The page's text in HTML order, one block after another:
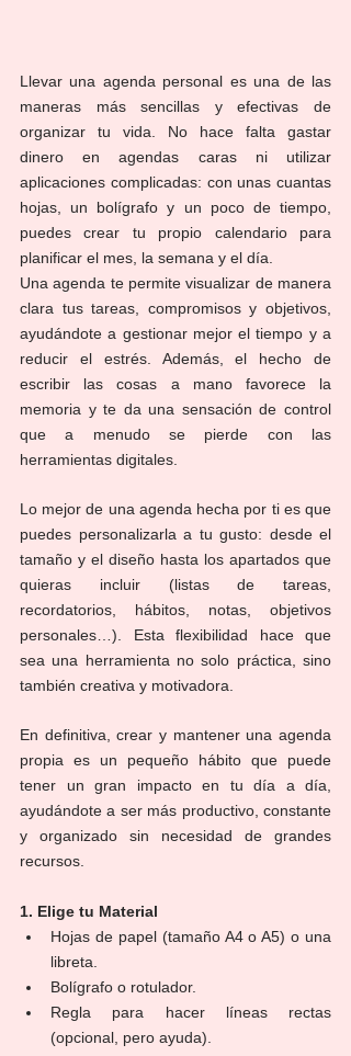
Llevar una agenda personal es una de las
maneras más sencillas y efectivas de
organizar tu vida. No hace falta gastar
dinero en agendas caras ni utilizar
aplicaciones complicadas: con unas cuantas
hojas, un bolígrafo y un poco de tiempo,
puedes crear tu propio calendario para
planificar el mes, la semana y el día.
Una agenda te permite visualizar de manera
clara tus tareas, compromisos y objetivos,
ayudándote a gestionar mejor el tiempo y a
reducir el estrés. Además, el hecho de
escribir las cosas a mano favorece la
memoria y te da una sensación de control
que a menudo se pierde con las
herramientas digitales.
Lo mejor de una agenda hecha por ti es que
puedes personalizarla a tu gusto: desde el
tamaño y el diseño hasta los apartados que
quieras incluir (listas de tareas,
recordatorios, hábitos, notas, objetivos
personales…). Esta flexibilidad hace que
sea una herramienta no solo práctica, sino
también creativa y motivadora.
En definitiva, crear y mantener una agenda
propia es un pequeño hábito que puede
tener un gran impacto en tu día a día,
ayudándote a ser más productivo, constante
y organizado sin necesidad de grandes
recursos.
1. Elige tu Material
Hojas de papel (tamaño A4 o A5) o una
libreta.
Bolígrafo o rotulador.
Regla para hacer líneas rectas
(opcional, pero ayuda).